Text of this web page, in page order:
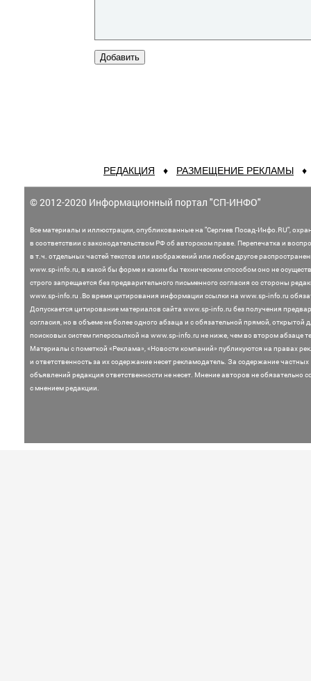
РЕДАКЦИЯ ♦ РАЗМЕЩЕНИЕ РЕКЛАМЫ
© 2012-2020 Информационный портал "СП-ИНФО"
Все материалы и иллюстрации,опубликованные на "Сергиев Посад-Инфо.RU",
в соответствии с законодательством РФ об авторском праве. Перепечатка и
в т.ч. отдельных частей текстов или изображений или любое другое
www.sp-info.ru, в какой бы форме и каким бы техническим способом оно не
строго запрещается без предварительного письменного согласия со стороны
www.sp-info.ru .Во время цитирования информации ссылки на www.sp-info.ru
Допускается цитирование материалов сайта www.sp-info.ru без получения
согласия, но в объеме не более одного абзаца и с обязательной прямой, открытой
поисковых систем гиперссылкой на www.sp-info.ru не ниже, чем во втором абзаце
Материалы с пометкой «Реклама», «Новости компаний» публикуются на правах
и ответственность за их содержание несет рекламодатель. За содержание частных
объявлений редакция ответственности не несет. Мнениеавторов не обязательно
с мнением редакции.